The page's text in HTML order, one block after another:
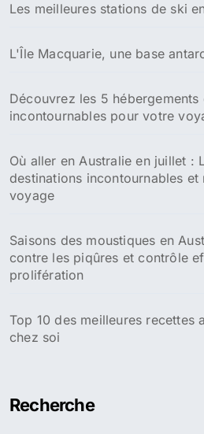
Les meilleures stations de ski
L'Île Macquarie, une base
Découvrez les 5 hébergements
incontournables pour votre
Où aller en Australie en juillet :
destinations incontournables et
voyage
Saisons des moustiques en
contre les piqûres et contrôle
prolifération
Top 10 des meilleures recettes
chez soi
Recherche